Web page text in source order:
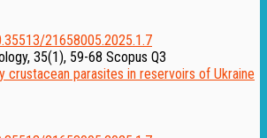
21658005.2025.1.7
35(1), 59-68 Scopus Q3